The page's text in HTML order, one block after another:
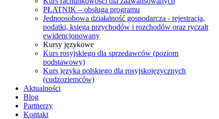
PŁATNIK – obsługa programu
Jednoosobowa działalność gospodarcza - rejestracja,
podatki, księga przychodów i rozchodów oraz ryczałt
ewidencjonowany
Kursy językowe
Kurs rosyjskiego dla sprzedawców (poziom
podstawowy)
Kurs języka polskiego dla rosyjskojęzycznych
(cudzoziemców)
Aktualności
Blog
Partnerzy
Kontakt